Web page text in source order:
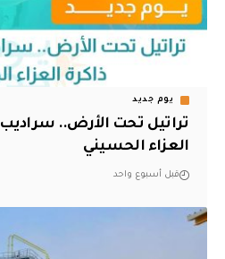
يوم جديد
تراتيل تحت الأرض..
العزاء الحسيني
قبل أسبوع واحد